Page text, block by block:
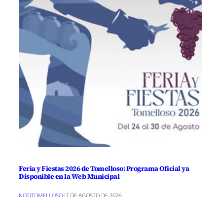
Feria y Fiestas 2026 de Tomelloso: Programa Oficial ya
Disponible en la Web Municipal
NOTITOMELLOSO|7 DE AGOSTO DE 2026